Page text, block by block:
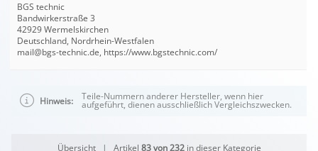
BGS technic
Bandwirkerstraße 3
42929 Wermelskirchen
Deutschland, Nordrhein-Westfalen
mail@bgs-technic.de, https://www.bgstechnic.com/
Hinweis: Teile-Nummern anderer Hersteller, wenn hier
aufgeführt, dienen ausschließlich Vergleichszwecken.
Übersicht| Artikel 83 von 232in dieser Kategorie